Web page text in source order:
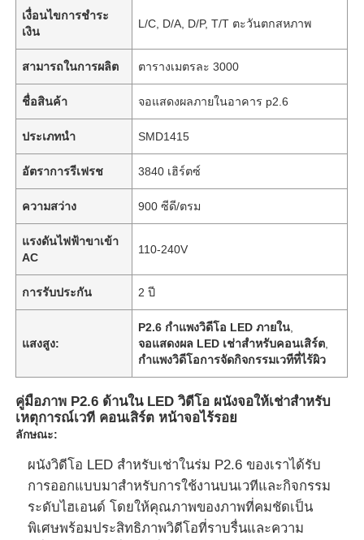
เงื่อนไขการชำระ
เงิน
L/C, D/A, D/P, T/T ตะวันตกสหภาพ
สามารถในการผลิต ตารางเมตรละ 3000
ชื่อสินค้า จอแสดงผลภายในอาคาร p2.6
ประเภทนำ SMD1415
อัตราการรีเฟรช 3840 เฮิร์ตซ์
ความสว่าง 900 ซีดี/ตรม
แรงดันไฟฟ้าขาเข้า
AC
110-240V
การรับประกัน 2 ปี
แสงสูง:
P2.6 กําแพงวิดีโอ LED ภายใน
จอแสดงผล LED เช่าสำหรับคอนเสิร์ต
กําแพงวิดีโอการจัดกิจกรรมเวทีที่ไร้ผิว
คู่มือภาพ P2.6 ด้านใน LED วิดีโอ ผนังจอให้เช่าสําหรับ
เหตุการณ์เวที คอนเสิร์ต หน้าจอไร้รอย
ลักษณะ:
ผนังวิดีโอ LED สำหรับเช่าในร่ม P2.6 ของเราได้รับ
การออกแบบมาสำหรับการใช้งานบนเวทีและกิจกรรม
ระดับไฮเอนด์ โดยให้คุณภาพของภาพที่คมชัดเป็น
พิเศษพร้อมประสิทธิภาพวิดีโอที่ราบรื่นและความ